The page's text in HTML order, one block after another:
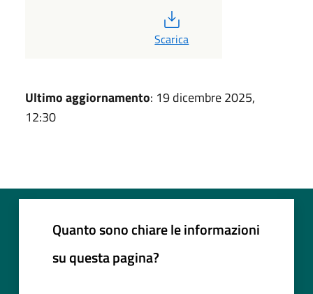
Scarica
Ultimo aggiornamento: 19 dicembre 2025,
12:30
Quanto sono chiare le informazioni
su questa pagina?